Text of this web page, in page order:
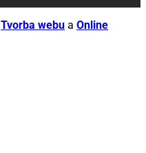
Tvorba webu a Online